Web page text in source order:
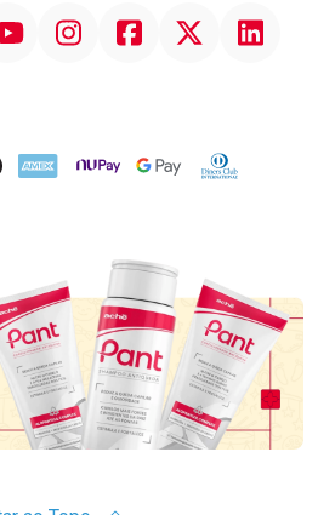
InstagramFacebook Linkedin
AMEX NuPay Google PayDiners Club